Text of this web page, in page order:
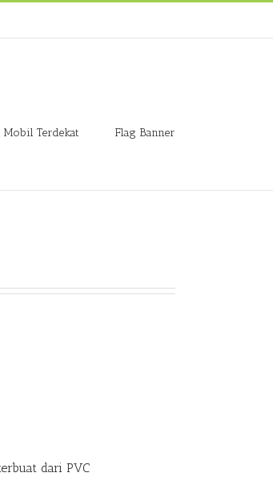
Terdekat Flag Banner
dari PVC